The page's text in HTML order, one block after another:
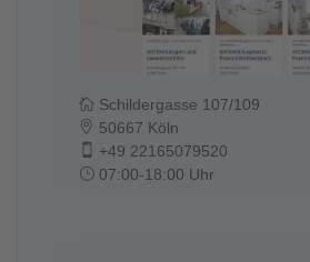
Schildergasse 107/109
50667 Köln
+49 22165079520
07:00-18:00 Uhr